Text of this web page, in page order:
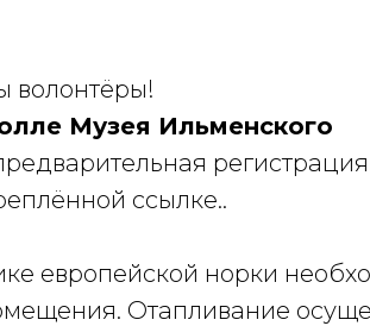
волонтёры!
Музея Ильменского
регистрация
ссылке..
европейской норки
Отапливание